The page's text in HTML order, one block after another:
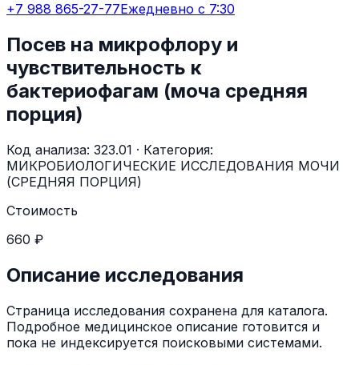
+7 988 865-27-77Ежедневно с 7:30
Посев на микрофлору и
чувствительность к
бактериофагам (моча средняя
порция)
Код анализа: 323.01 · Категория:
МИКРОБИОЛОГИЧЕСКИЕ ИССЛЕДОВАНИЯ МОЧИ
(СРЕДНЯЯ ПОРЦИЯ)
Стоимость
660 ₽
Описание исследования
Страница исследования сохранена для каталога.
Подробное медицинское описание готовится и
пока не индексируется поисковыми системами.